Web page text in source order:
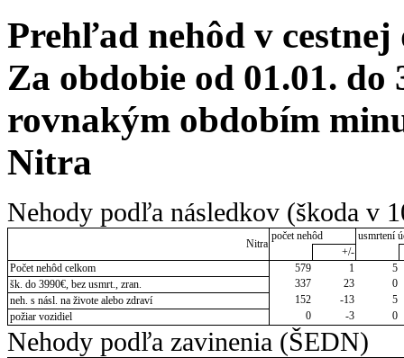
Prehľad nehôd v cestnej
Za obdobie od 01.01. do
rovnakým obdobím
Nitra
Nehody podľa následkov (škoda v
Nitra
počet nehôd
usmrtení
+/-
Počet nehôd celkom
579 1
5
šk. do 3990€, bez usmrt., zran.
337 23
0
neh. s násl. na živote alebo zdraví
152 -13
5
požiar vozidiel
0 -3 0
Nehody podľa zavinenia (ŠEDN)